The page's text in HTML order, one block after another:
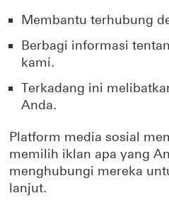
Membantu terhubung
Berbagi informasi
kami.
Terkadang ini
Anda.
Platform media sosial
memilih iklan apa yang
menghubungi mereka
lanjut.